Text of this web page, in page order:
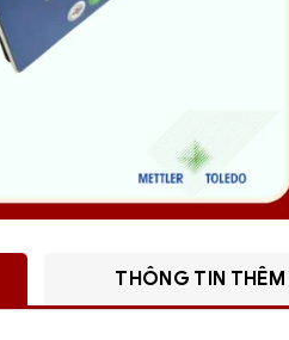
THÔNG TIN THÊM